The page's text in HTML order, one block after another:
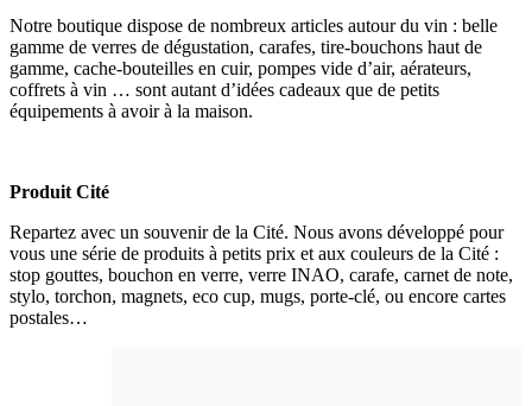
Notre boutique dispose de nombreux articles autour du vin : belle
gamme de verres de dégustation, carafes, tire-bouchons haut de
gamme, cache-bouteilles en cuir, pompes vide d’air, aérateurs,
coffrets à vin … sont autant d’idées cadeaux que de petits
équipements à avoir à la maison.
Produit Cité
Repartez avec un souvenir de la Cité. Nous avons développé pour
vous une série de produits à petits prix et aux couleurs de la Cité :
stop gouttes, bouchon en verre, verre INAO, carafe, carnet de note,
stylo, torchon, magnets, eco cup, mugs, porte-clé, ou encore cartes
postales…